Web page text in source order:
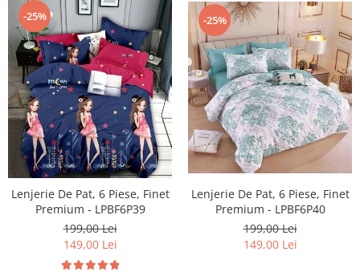
-25%
Lenjerie De Pat, 6 Piese, Finet
Premium - LPBF6P39
199,00 Lei
149,00 Lei
-25%
Lenjerie De Pat, 6 Piese, Finet
Premium - LPBF6P40
199,00 Lei
149,00 Lei